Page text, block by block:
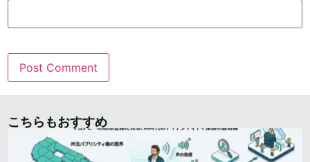
こちらもおすすめ